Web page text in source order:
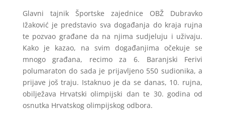
Glavni tajnik Športske zajednice OBŽ Dubravko
Ižaković je predstavio sva događanja do kraja rujna
te pozvao građane da na njima sudjeluju i uživaju.
Kako je kazao, na svim događanjima očekuje se
mnogo građana, recimo za 6. Baranjski Ferivi
polumaraton do sada je prijavljeno 550 sudionika, a
prijave još traju. Istaknuo je da se danas, 10. rujna,
obilježava Hrvatski olimpijski dan te 30. godina od
osnutka Hrvatskog olimpijskog odbora.